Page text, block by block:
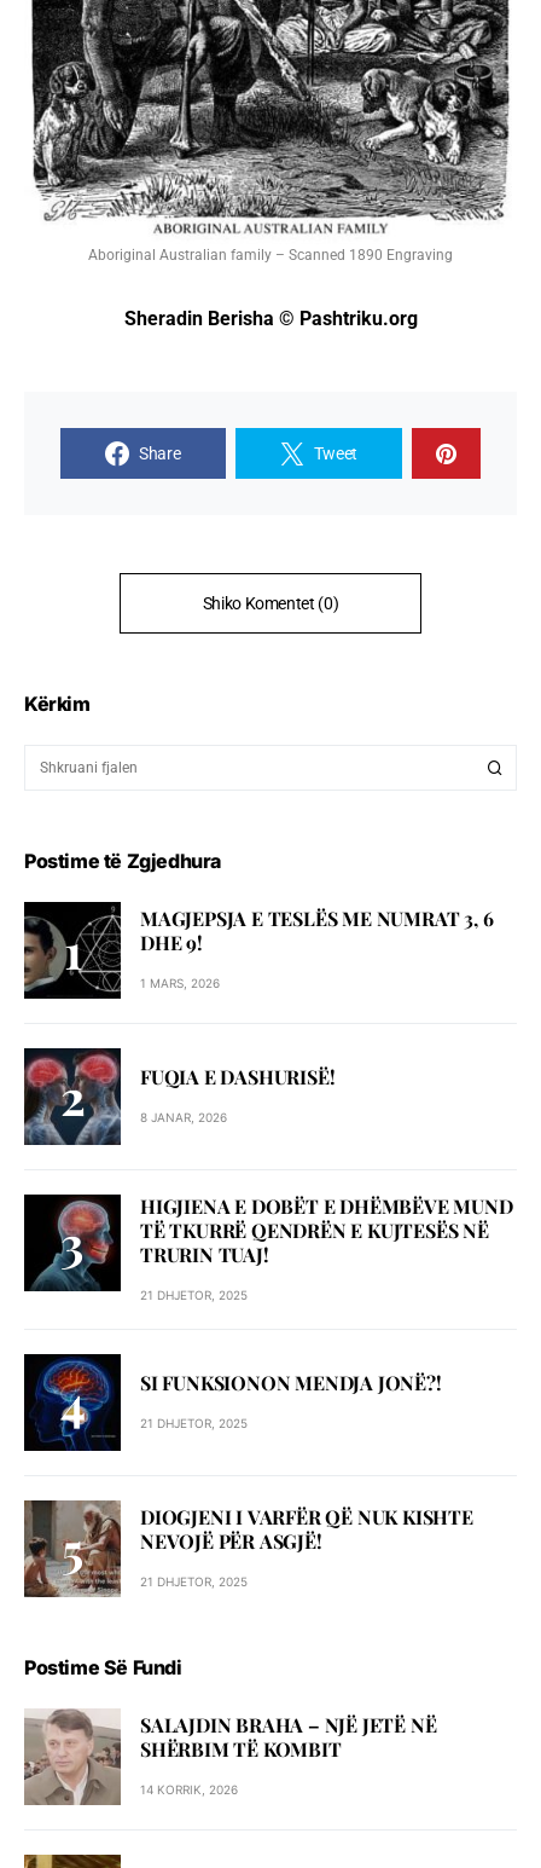
Aboriginal Australian family – Scanned 1890 Engraving
Sheradin Berisha © Pashtriku.org
Share Tweet
Shiko Komentet (0)
Kërkim
Postime të Zgjedhura
MAGJEPSJA E TESLËS ME NUMRAT 3, 6
DHE 9!
1 MARS, 2026
FUQIA E DASHURISË!
8 JANAR, 2026
HIGJIENA E DOBËT E DHËMBËVE MUND
TË TKURRË QENDRËN E KUJTESËS NË
TRURIN TUAJ!
21 DHJETOR, 2025
SI FUNKSIONON MENDJA JONË?!
21 DHJETOR, 2025
DIOGJENI I VARFËR QË NUK KISHTE
NEVOJË PËR ASGJË!
21 DHJETOR, 2025
Postime Së Fundi
SALAJDIN BRAHA – NJЁ JETЁ NЁ
SHЁRBIM TЁ KOMBIT
14 KORRIK, 2026